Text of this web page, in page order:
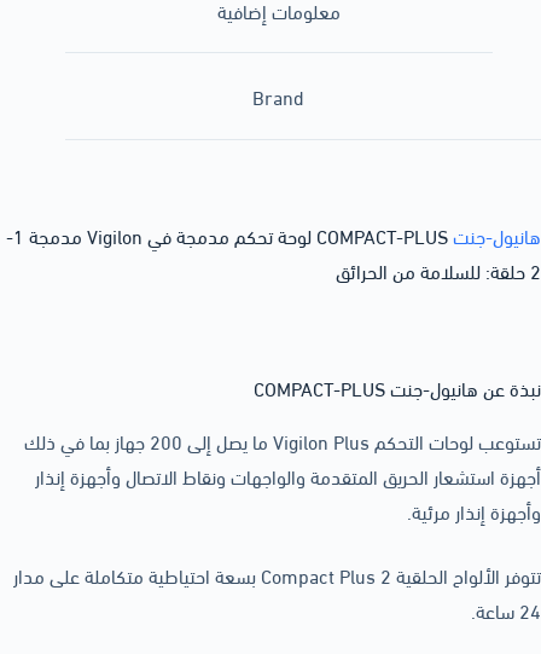
معلومات إضافية
Brand
هانيول-جنت
COMPACT-PLUS لوحة تحكم مدمجة في Vigilon مدمجة 1-
2 حلقة: للسلامة من الحرائق
نبذة عن هانيول-جنت COMPACT-PLUS
تستوعب لوحات التحكم Vigilon Plus ما يصل إلى 200 جهاز بما في ذلك
أجهزة استشعار الحريق المتقدمة والواجهات ونقاط الاتصال وأجهزة إنذار
وأجهزة إنذار مرئية.
تتوفر الألواح الحلقية Compact Plus 2 بسعة احتياطية متكاملة على مدار
24 ساعة.